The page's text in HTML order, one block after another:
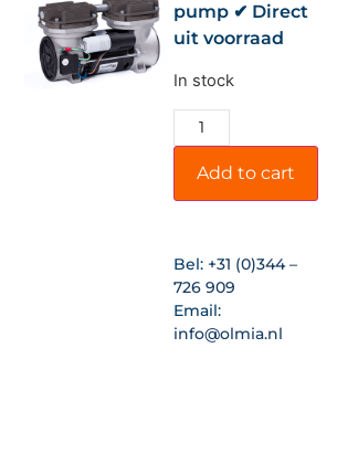
pump ✔ Direct
uit voorraad
In stock
Add to cart
Bel: +31 (0)344 –
726 909
Email:
info@olmia.nl